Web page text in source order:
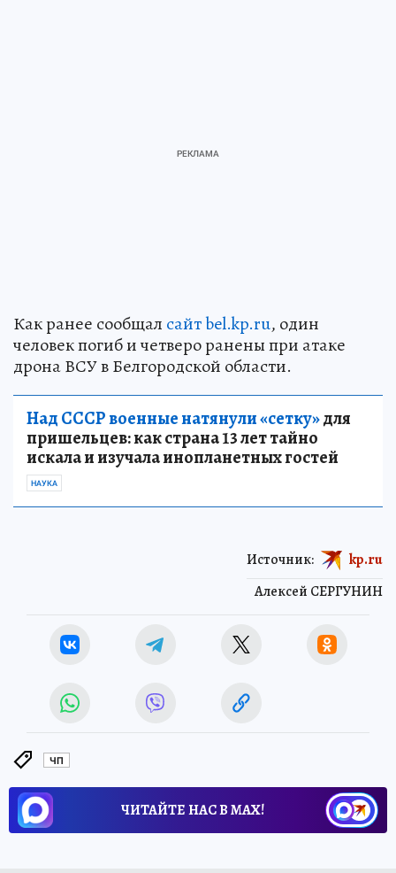
Как ранее сообщал сайт bel.kp.ru, один
человек погиб и четверо ранены при атаке
дрона ВСУ в Белгородской области.
Над СССР военные натянули «сетку»для
пришельцев: как страна 13 лет тайно
искала и изучала инопланетных гостей
НАУКА
Алексей СЕРГУНИН
Источник: kp.ru
ЧП
ЧИТАЙТЕ НАС В МАХ!